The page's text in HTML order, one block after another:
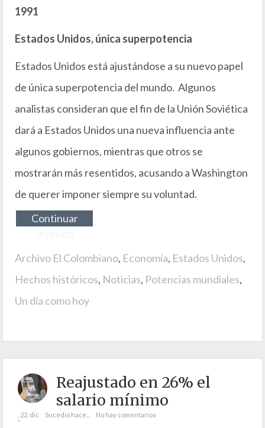
1991
Estados Unidos, única superpotencia
Estados Unidos está ajustándose a su nuevo papel
de única superpotencia del mundo. Algunos
analistas consideran que el fin de la Unión Soviética
dará a Estados Unidos una nueva influencia ante
algunos gobiernos, mientras que otros se
mostrarán más resentidos, acusando a Washington
de querer imponer siempre su voluntad.
Continuar
Archivo El Colombiano, Economía, Estados Unidos,
Hechos históricos, Noticias, Potencias mundiales,
Un día como hoy
Reajustado en 26% el
salario mínimo
;22. dic Sucedió hace... No hay comentarios